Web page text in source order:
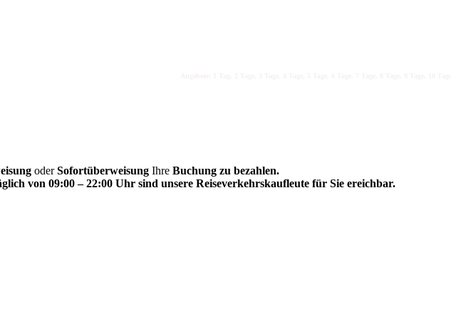
oderSofortüberweisung Ihre Buchung zu bezahlen.
von 09:00 – 22:00 Uhr sind unsere Reiseverkehrskaufleute für Sie ereichbar.